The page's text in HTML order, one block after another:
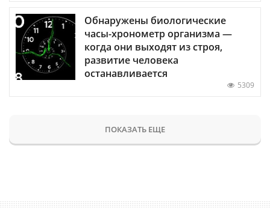
Обнаружены биологические
часы-хронометр организма —
когда они выходят из строя,
развитие человека
останавливается
5309
ПОКАЗАТЬ ЕЩЕ